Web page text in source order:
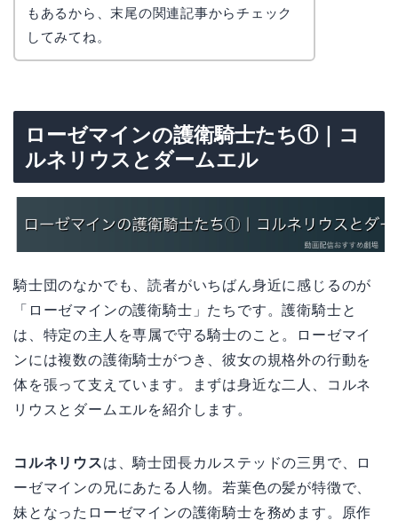
もあるから、末尾の関連記事からチェック
してみてね。
ローゼマインの護衛騎士たち①｜コ
ルネリウスとダームエル
騎士団のなかでも、読者がいちばん身近に感じるのが
「ローゼマインの護衛騎士」たちです。護衛騎士と
は、特定の主人を専属で守る騎士のこと。ローゼマイ
ンには複数の護衛騎士がつき、彼女の規格外の行動を
体を張って支えています。まずは身近な二人、コルネ
リウスとダームエルを紹介します。
コルネリウスは、騎士団長カルステッドの三男で、ロ
ーゼマインの兄にあたる人物。若葉色の髪が特徴で、
妹となったローゼマインの護衛騎士を務めます。原作